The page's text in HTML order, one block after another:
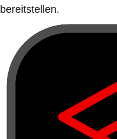
bereitstellen.